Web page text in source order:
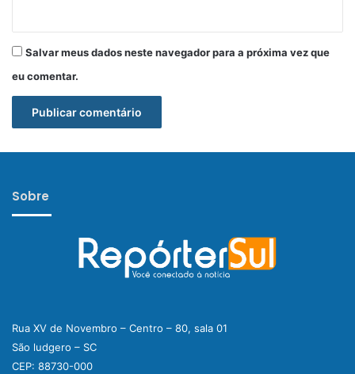
Salvar meus dados neste navegador para a próxima vez que
eu comentar.
Sobre
Rua XV de Novembro – Centro – 80, sala 01
São ludgero – SC
CEP: 88730-000